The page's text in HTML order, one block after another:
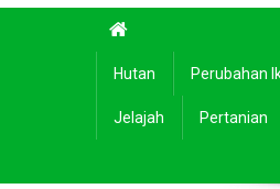
Hutan Perubahan
Jelajah Pertanian